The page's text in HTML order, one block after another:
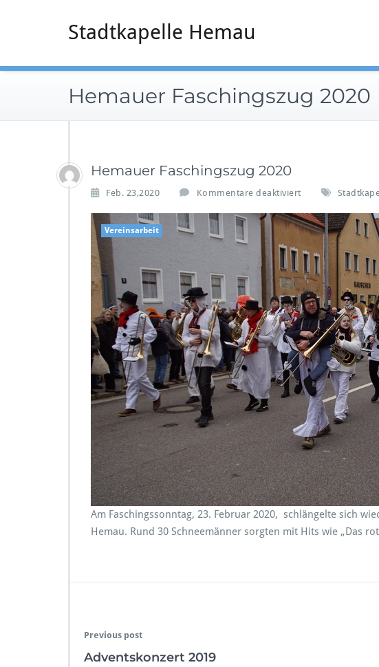
Stadtkapelle Hemau
Hemauer Faschingszug 2020
Hemauer Faschingszug 2020
Feb. 23,2020 Kommentare deaktiviert
r
H
e
m
a
u
e
r
F
a
s
c
h
i
n
g
s
z
u
g
2
0
2
0
Vereinsarbeit
Am Faschingssonntag, 23. Februar 2020, schlängelte sich
Hemau. Rund 30 Schneemänner sorgten mit Hits wie „Das
Previous post
Adventskonzert 2019